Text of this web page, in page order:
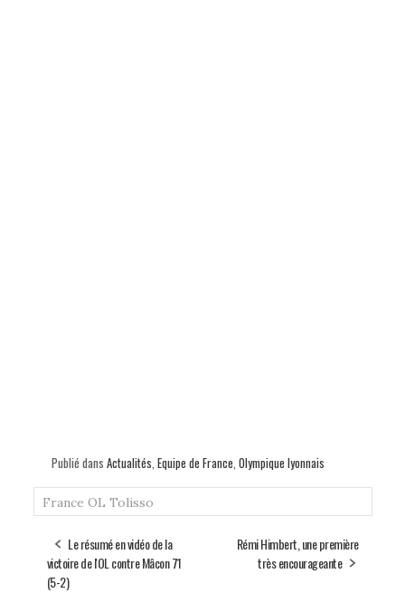
Publié dans Actualités, Equipe de France, Olympique lyonnais
France OL Tolisso
Le résumé en vidéo de la
victoire de l'OL contre Mâcon 71
(5-2)
Rémi Himbert, une première
très encourageante